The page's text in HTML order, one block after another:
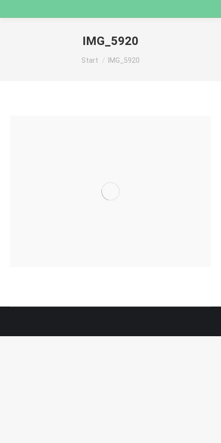
IMG_5920
Sie befinden sich hier:
Start IMG_5920